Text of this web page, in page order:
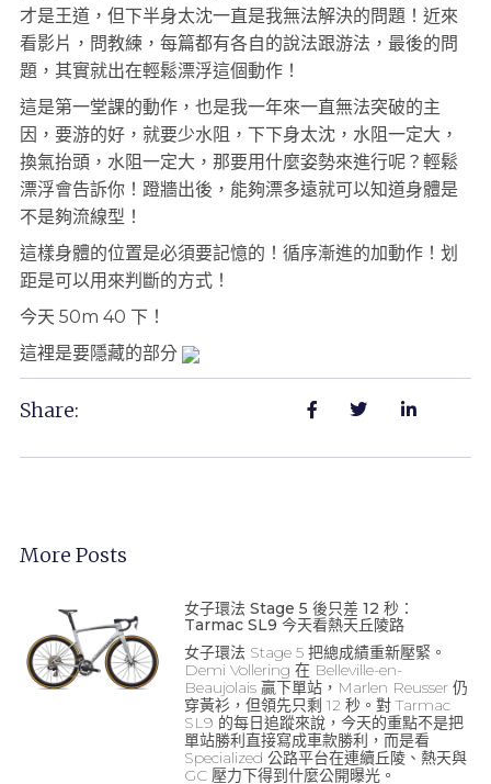
才是王道，但下半身太沈一直是我無法解決的問題！近來
看影片，問教練，每篇都有各自的說法跟游法，最後的問
題，其實就出在輕鬆漂浮這個動作！
這是第一堂課的動作，也是我一年來一直無法突破的主
因，要游的好，就要少水阻，下下身太沈，水阻一定大，
換氣抬頭，水阻一定大，那要用什麼姿勢來進行呢？輕鬆
漂浮會告訴你！蹬牆出後，能夠漂多遠就可以知道身體是
不是夠流線型！
這樣身體的位置是必須要記憶的！循序漸進的加動作！划
距是可以用來判斷的方式！
今天 50m 40 下！
這裡是要隱藏的部分
Share:
More Posts
女子環法 Stage 5 後只差 12 秒：
Tarmac SL9 今天看熱天丘陵路
女子環法 Stage 5 把總成績重新壓緊。
Demi Vollering 在 Belleville-en-
Beaujolais 贏下單站，Marlen Reusser 仍
穿黃衫，但領先只剩 12 秒。對 Tarmac
SL9 的每日追蹤來說，今天的重點不是把
單站勝利直接寫成車款勝利，而是看
Specialized 公路平台在連續丘陵、熱天與
GC 壓力下得到什麼公開曝光。